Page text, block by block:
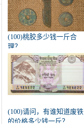
(100)桃胶多少钱一斤合
理？
(100)请问，有谁知道废铁
的价格多少钱一斤？